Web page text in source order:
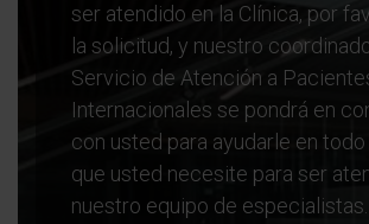
ser atendido en la Clínica, por
la solicitud, y nuestro
Servicio de Atención a
Internacionales se pondrá en
con usted para ayudarle en
que usted necesite para ser
nuestro equipo de especialistas.